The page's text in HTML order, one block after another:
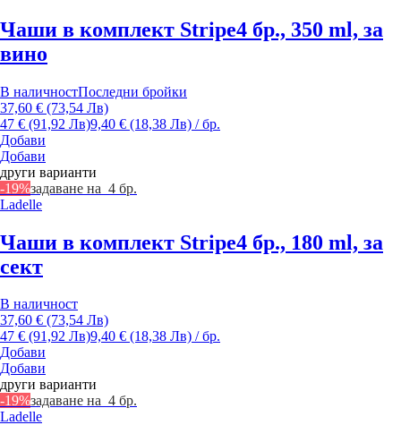
Чаши в комплект Stripe4 бр., 350 ml, за
вино
В наличностПоследни бройки
37,60 € (73,54 Лв)
47 € (91,92 Лв)9,40 € (18,38 Лв) / бр.
Добави
Добави
други варианти
-19%задаване на 4 бр.
Ladelle
Чаши в комплект Stripe4 бр., 180 ml, за
сект
В наличност
37,60 € (73,54 Лв)
47 € (91,92 Лв)9,40 € (18,38 Лв) / бр.
Добави
Добави
други варианти
-19%задаване на 4 бр.
Ladelle